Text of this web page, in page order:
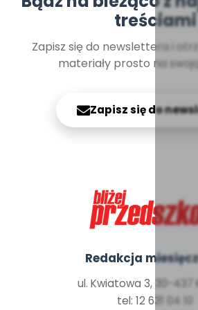
treściami
Zapisz się do newslettera i
materiały prosto na
Zapisz się do
Redakcja
ul. Kwiatowa 3, 30-437
tel: 12 631 04 10